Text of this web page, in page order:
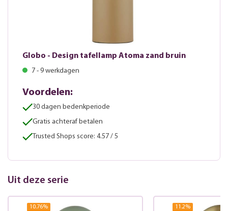
Globo - Design tafellamp Atoma zand bruin
7 - 9 werkdagen
Voordelen:
30 dagen bedenkperiode
Gratis achteraf betalen
Trusted Shops score: 4.57 / 5
Uit deze serie
10.76% 11.2%